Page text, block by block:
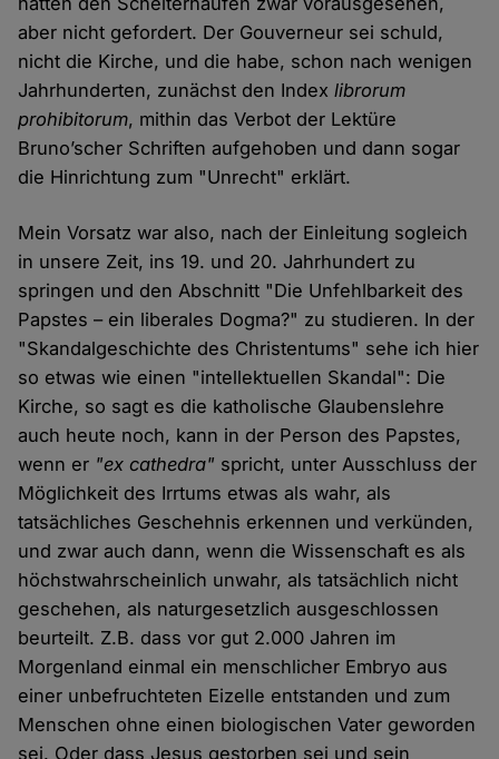
aber nicht gefordert. Der Gouverneur sei schuld,
nicht die Kirche, und die habe, schon nach wenigen
Jahrhunderten, zunächst den Indexlibrorum
prohibitorum, mithin das Verbot der Lektüre
Bruno’scher Schriften aufgehoben und dann sogar
die Hinrichtung zum "Unrecht" erklärt.
Mein Vorsatz war also, nach der Einleitung sogleich
in unsere Zeit, ins 19. und 20. Jahrhundert zu
springen und den Abschnitt "Die Unfehlbarkeit des
Papstes – ein liberales Dogma?" zu studieren. In der
"Skandalgeschichte des Christentums" sehe ich hier
so etwas wie einen "intellektuellen Skandal": Die
Kirche, so sagt es die katholische Glaubenslehre
auch heute noch, kann in der Person des Papstes,
wenn er "ex cathedra" spricht, unter Ausschluss der
Möglichkeit des Irrtums etwas als wahr, als
tatsächliches Geschehnis erkennen und verkünden,
und zwar auch dann, wenn die Wissenschaft es als
höchstwahrscheinlich unwahr, als tatsächlich nicht
geschehen, als naturgesetzlich ausgeschlossen
beurteilt. Z.B. dass vor gut 2.000 Jahren im
Morgenland einmal ein menschlicher Embryo aus
einer unbefruchteten Eizelle entstanden und zum
Menschen ohne einen biologischen Vater geworden
sei. Oder dass Jesus gestorben sei und sein